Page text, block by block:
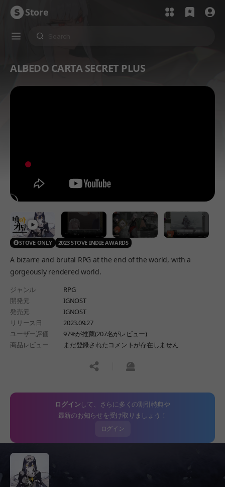
Store
ALBEDO CARTA SECRET PLUS
STOVE ONLY 2023 STOVE INDIE AWARDS
A bizarre and brutal RPG at the end of the world, with a
gorgeously rendered world.
ジャンル
RPG
開発元
IGNOST
発売元
IGNOST
リリース日
2023.09.27
ユーザー評価
97%が推薦(207名がレビュー)
商品レビュー
まだ登録されたコメントが存在しません
공유하기신고하기
ログインして、さらに多くの割引特典や
最新のお知らせを受け取りましょう！
ログイン